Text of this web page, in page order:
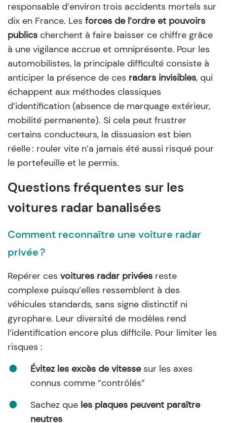
responsable d’environ trois accidents mortels sur
dix en France. Les forces de l’ordre et pouvoirs
publics cherchent à faire baisser ce chiffre grâce
à une vigilance accrue et omniprésente. Pour les
automobilistes, la principale difficulté consiste à
anticiper la présence de ces radars invisibles, qui
échappent aux méthodes classiques
d’identification (absence de marquage extérieur,
mobilité permanente). Si cela peut frustrer
certains conducteurs, la dissuasion est bien
réelle : rouler vite n’a jamais été aussi risqué pour
le portefeuille et le permis.
Questions fréquentes sur les
voitures radar banalisées
Comment reconnaître une voiture radar
privée ?
Repérer ces voitures radar privées reste
complexe puisqu’elles ressemblent à des
véhicules standards, sans signe distinctif ni
gyrophare. Leur diversité de modèles rend
l’identification encore plus difficile. Pour limiter les
risques :
Évitez les excès de vitessesur les axes
connus comme “contrôlés”
Sachez que les plaques peuvent paraître
neutres